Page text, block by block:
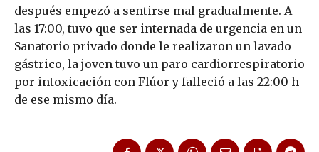
después empezó a sentirse mal gradualmente. A
las 17:00, tuvo que ser internada de urgencia en un
Sanatorio privado donde le realizaron un lavado
gástrico, la joven tuvo un paro cardiorrespiratorio
por intoxicación con Flúor y falleció a las 22:00 h
de ese mismo día.